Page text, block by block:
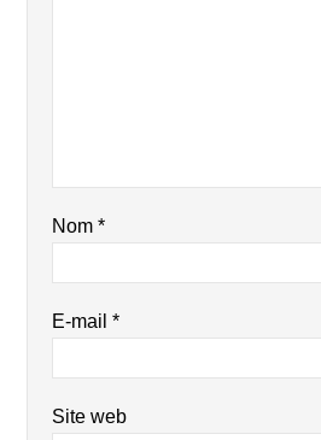
Nom*
E-mail*
Site web